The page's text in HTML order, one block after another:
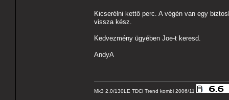
Kicserélni kettő perc. A végén van egy
vissza kész.
Kedvezmény ügyében Joe-t keresd.
AndyA
Mk3 2.0/130LE TDCi Trend kombi 2006/11